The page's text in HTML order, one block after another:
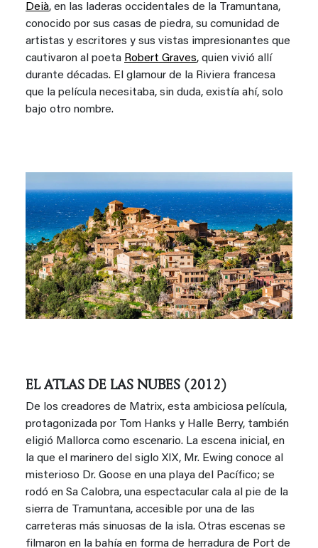
Deià, en las laderas occidentales de la Tramuntana,
conocido por sus casas de piedra, su comunidad de
artistas y escritores y sus vistas impresionantes que
cautivaron al poeta Robert Graves, quien vivió allí
durante décadas. El glamour de la Riviera francesa
que la película necesitaba, sin duda, existía ahí, solo
bajo otro nombre.
EL ATLAS DE LAS NUBES (2012)
De los creadores de Matrix, esta ambiciosa película,
protagonizada por Tom Hanks y Halle Berry, también
eligió Mallorca como escenario. La escena inicial, en
la que el marinero del siglo XIX, Mr. Ewing conoce al
misterioso Dr. Goose en una playa del Pacífico; se
rodó en Sa Calobra, una espectacular cala al pie de la
sierra de Tramuntana, accesible por una de las
carreteras más sinuosas de la isla. Otras escenas se
filmaron en la bahía en forma de herradura de Port de